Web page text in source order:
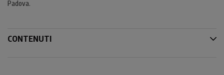
Padova.
CONTENUTI